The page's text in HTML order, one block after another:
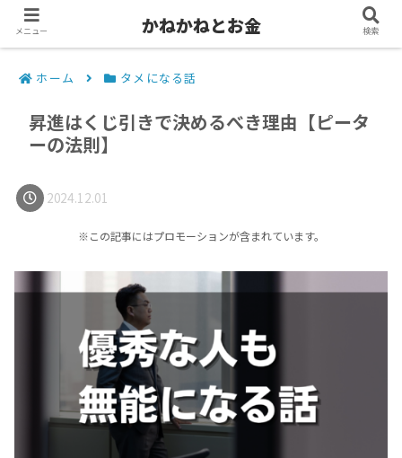
ホーム タメになる話
昇進はくじ引きで決めるべき理由【ピータ
ーの法則】
2024.12.01
※この記事にはプロモーションが含まれています。
メニュー かねかねとお金 検索